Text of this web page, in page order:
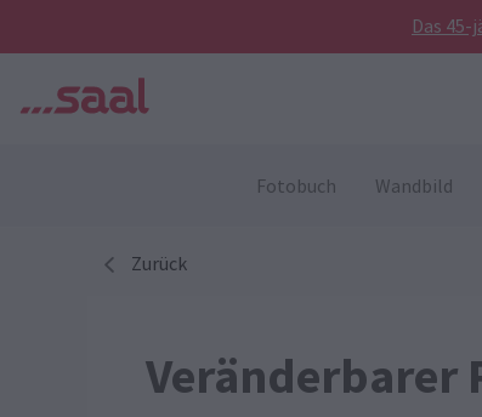
Das 45-
Fotobuch Wandbild
Zurück
Veränderbarer